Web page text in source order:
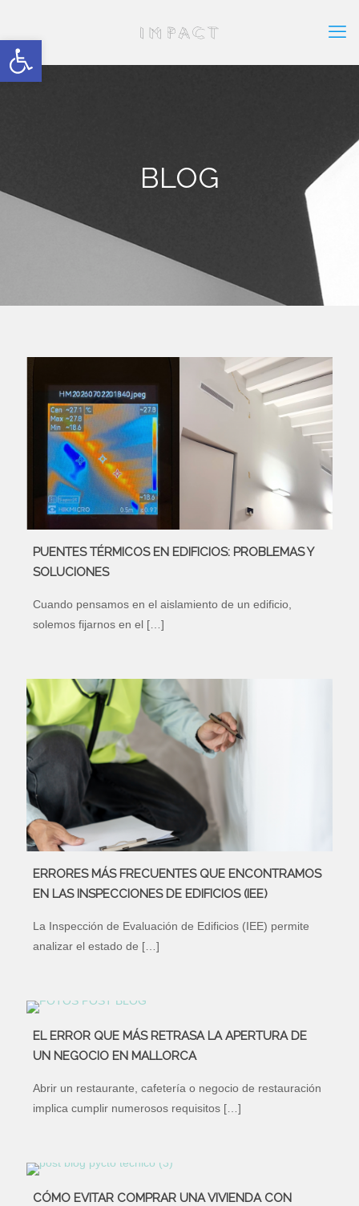
BLOG
PUENTES TÉRMICOS EN EDIFICIOS: PROBLEMAS Y
SOLUCIONES
Cuando pensamos en el aislamiento de un edificio,
solemos fijarnos en el […]
ERRORES MÁS FRECUENTES QUE ENCONTRAMOS
EN LAS INSPECCIONES DE EDIFICIOS (IEE)
La Inspección de Evaluación de Edificios (IEE) permite
analizar el estado de […]
EL ERROR QUE MÁS RETRASA LA APERTURA DE
UN NEGOCIO EN MALLORCA
Abrir un restaurante, cafetería o negocio de restauración
implica cumplir numerosos requisitos […]
CÓMO EVITAR COMPRAR UNA VIVIENDA CON
Abrir barra de herramientas